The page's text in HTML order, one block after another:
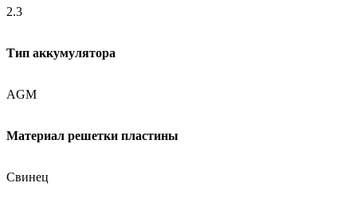
2.3
Тип аккумулятора
AGM
Материал решетки пластины
Свинец